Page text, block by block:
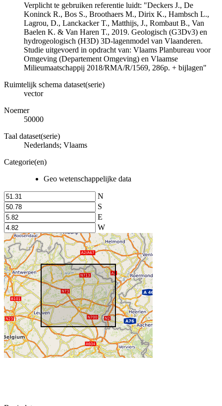
Verplicht te gebruiken referentie luidt: "Deckers J., De
Koninck R., Bos S., Broothaers M., Dirix K., Hambsch L.,
Lagrou, D., Lanckacker T., Matthijs, J., Rombaut B., Van
Baelen K. & Van Haren T., 2019. Geologisch (G3Dv3) en
hydrogeologisch (H3D) 3D-lagenmodel van Vlaanderen.
Studie uitgevoerd in opdracht van: Vlaams Planbureau voor
Omgeving (Departement Omgeving) en Vlaamse
Milieumaatschappij 2018/RMA/R/1569, 286p. + bijlagen"
Ruimtelijk schema dataset(serie)
vector
Noemer
50000
Taal dataset(serie)
Nederlands; Vlaams
Categorie(en)
Geo wetenschappelijke data
N
S
E
W